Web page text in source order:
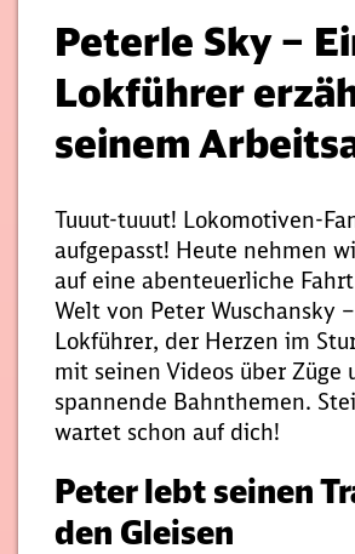
Peterle Sky –
Lokführer
seinem
Tuuut-tuuut! Lokomotiven-
aufgepasst! Heute nehmen
auf eine abenteuerliche
Welt von Peter Wuschansky
Lokführer, der Herzen im
mit seinen Videos über Züge
spannende Bahnthemen.
wartet schon auf dich!
Peter lebt seinen
den Gleisen